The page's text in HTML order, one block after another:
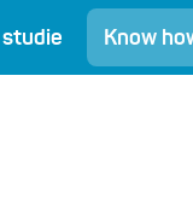
Know